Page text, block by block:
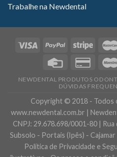
Trabalhe na Newdental
NEWDENTAL PRODUTOS
DÚVIDAS
Copyright © 2018 - Todos
www.newdental.com.br |
CNPJ: 29.678.698/0001-80 |
Subsolo - Portais (Ipês) -
Política de Privacidade e